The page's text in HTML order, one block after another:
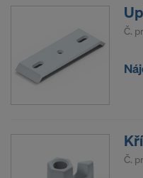
Č.
Č.
Monotype
Rocket Science
Sketchfab Inc.
The Trade Desk,
Vimeo LLC
mohli těmto
osobní údaje.